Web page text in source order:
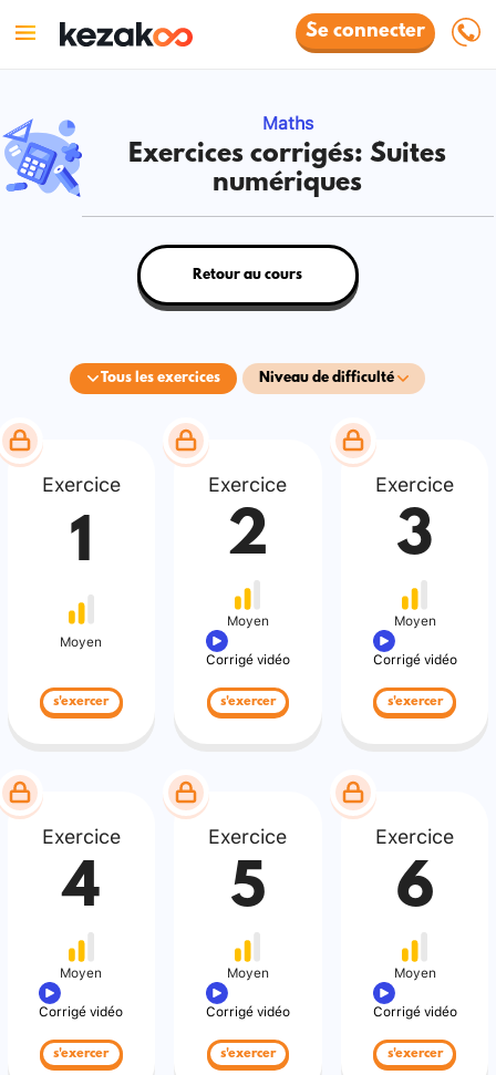
Se connecter
Maths
Exercices corrigés: Suites
numériques
Tous les exercices Niveau de difficulté
Retour au cours
Exercice
1
Moyen
s'exercer
Exercice
2
Moyen
Corrigé vidéo
s'exercer
Exercice
3
Moyen
Corrigé vidéo
s'exercer
Exercice
4
Moyen
Corrigé vidéo
s'exercer
Exercice
5
Moyen
Corrigé vidéo
s'exercer
Exercice
6
Moyen
Corrigé vidéo
s'exercer